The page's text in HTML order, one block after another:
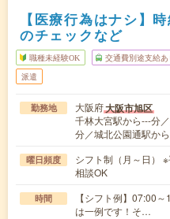
【医療行為はナシ】
のチェックなど
職種未経験OK 交通費別途支給あ
派遣
勤務地 大阪府大阪市旭区
千林大宮駅から---分
分／城北公園通駅か
曜日頻度
シフト制（月～日）
相談OK
時間
【シフト例】07:00
は一例です！そ…